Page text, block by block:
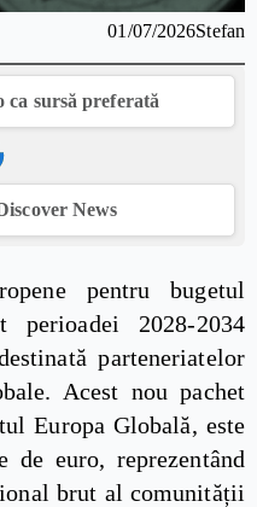
01/07/2026Stefan
ca sursă preferată
News
pentru bugetul
perioadei 2028-2034
parteneriatelor
Acest nou pachet
Europa Globală, este
euro, reprezentând
brut al comunității